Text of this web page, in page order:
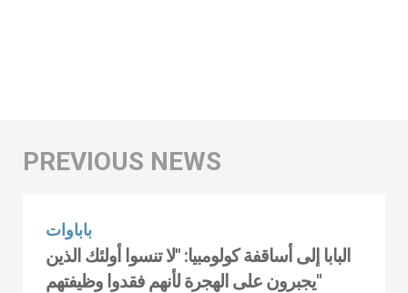
باباوات
البابا إلى أساقفة كولومبيا: "لا تنسوا أولئك الذين
يجبرون على الهجرة لأنهم فقدوا وظيفتهم"